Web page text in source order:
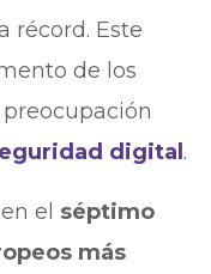
récord. Este
de los
digital .
el séptimo
más